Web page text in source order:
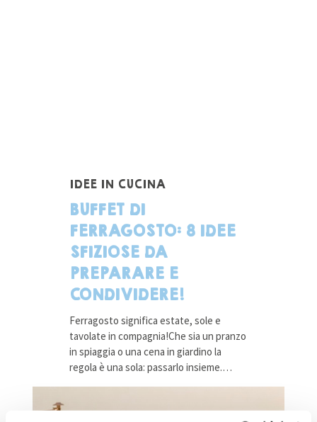
IDEE IN CUCINA
BUFFET DI
FERRAGOSTO: 8 IDEE
SFIZIOSE DA
PREPARARE E
CONDIVIDERE!
Ferragosto significa estate, sole e
tavolate in compagnia!Che sia un pranzo
in spiaggia o una cena in giardino la
regola è una sola: passarlo insieme.…